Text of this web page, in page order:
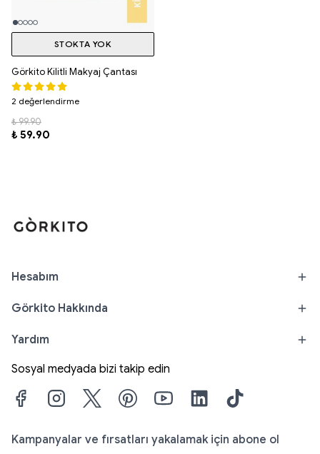
STOKTA YOK
Görkito Kilitli Makyaj Çantası
2 değerlendirme
₺ 99.90
₺ 59.90
Hesabım
Görkito Hakkında
Yardım
Sosyal medyada bizi takip edin
Kampanyalar ve fırsatları yakalamak için abone ol